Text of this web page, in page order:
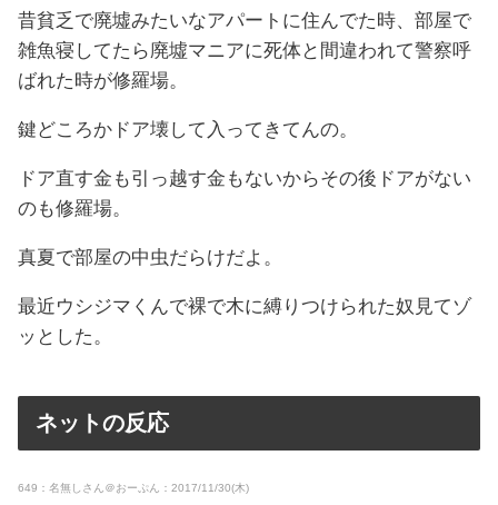
昔貧乏で廃墟みたいなアパートに住んでた時、部屋で
雑魚寝してたら廃墟マニアに死体と間違われて警察呼
ばれた時が修羅場。
鍵どころかドア壊して入ってきてんの。
ドア直す金も引っ越す金もないからその後ドアがない
のも修羅場。
真夏で部屋の中虫だらけだよ。
最近ウシジマくんで裸で木に縛りつけられた奴見てゾ
ッとした。
ネットの反応
649：名無しさん＠おーぷん：2017/11/30(木)